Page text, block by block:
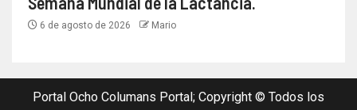
6 de agosto de 2026 Mario
Portal Ocho Columans Portal; Copyright © Todos los